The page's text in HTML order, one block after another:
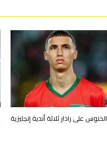
الخنوس على رادار ثلاثة أندية إنجليزية